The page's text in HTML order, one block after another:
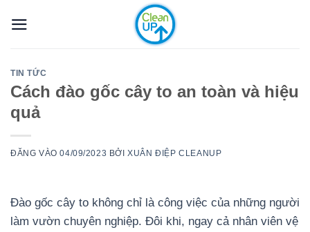
qua
TIN TỨC
Cách đào gốc cây to an toàn và hiệu
quả
ĐĂNG VÀO04/09/2023 BỞIXUÂN ĐIỆP CLEANUP
Đào gốc cây to không chỉ là công việc của những người
làm vườn chuyên nghiệp. Đôi khi, ngay cả nhân viên vệ